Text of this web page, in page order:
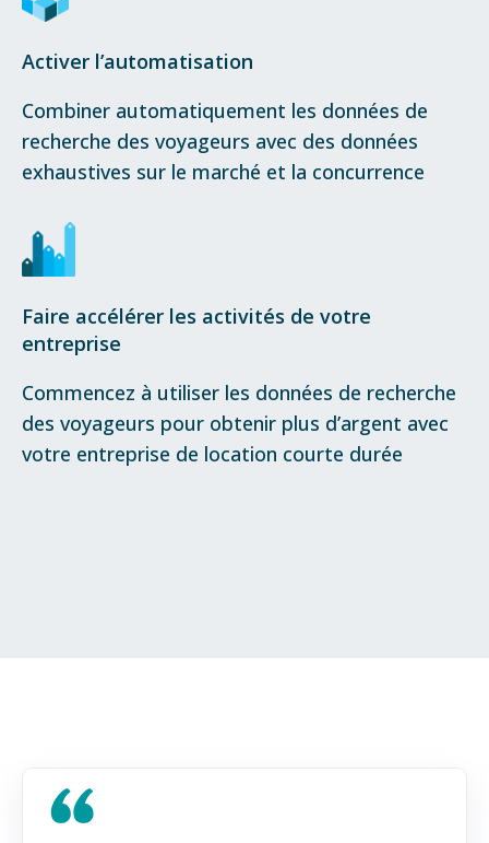
Activer l’automatisation
Combiner automatiquement les données de
recherche des voyageurs avec des données
exhaustives sur le marché et la concurrence
Faire accélérer les activités de votre
entreprise
Commencez à utiliser les données de recherche
des voyageurs pour obtenir plus d’argent avec
votre entreprise de location courte durée